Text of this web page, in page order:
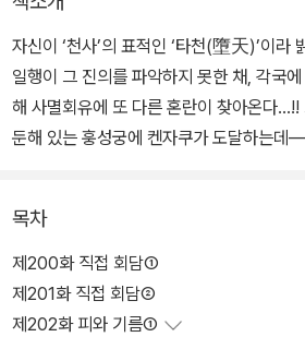
자신이 ‘천사’의 표적인 ‘타천(墮天)’이라
일행이 그 진의를 파악하지 못한 채, 각국
해 사멸회유에 또 다른 혼란이 찾아온다
둔해 있는 훙성궁에 켄자쿠가 도달하는데
목차
제200화 직접 회담①
제201화 직접 회담②
제202화 피와 기름①